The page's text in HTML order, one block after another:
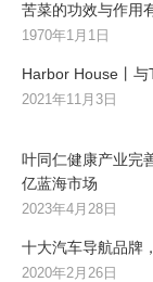
苦菜的功效与作用
1970年1月1日
Harbor House丨
2021年11月3日
叶同仁健康产业完
亿蓝海市场
2023年4月28日
十大汽车导航品牌
2020年2月26日